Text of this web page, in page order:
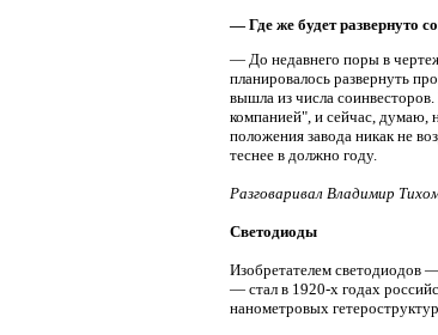
— Где же будет развернуто
— До недавнего поры в
планировалось развернуть
вышла из числа
компанией", и сейчас, думаю,
положения завода никак не
теснее в должно году.
Разговаривал Владимир
Светодиоды
Изобретателем светодиодов
— стал в 1920-х годах
нанометровых